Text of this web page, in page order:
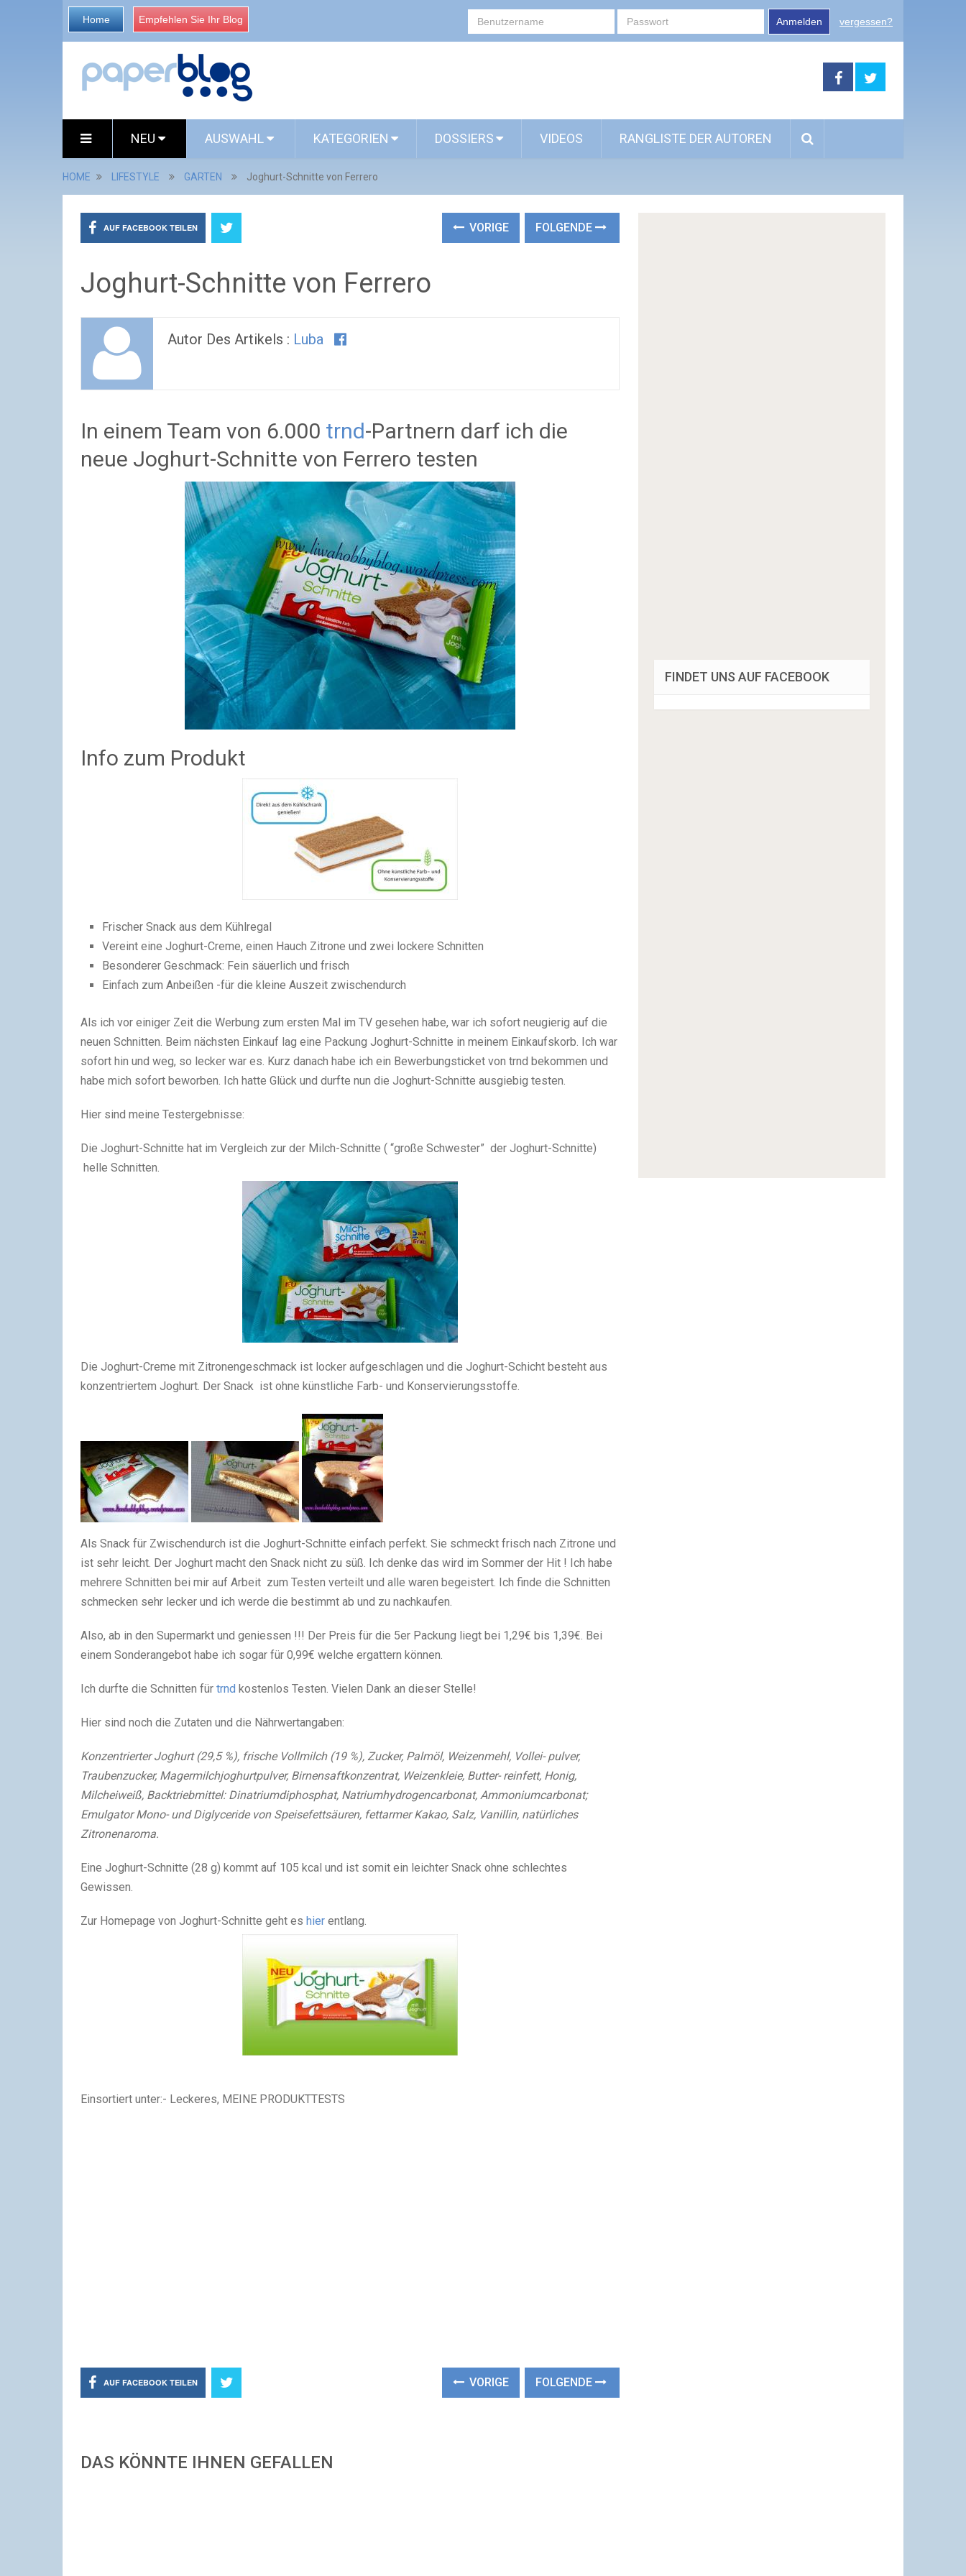
Home Empfehlen Sie Ihr Blog Anmelden vergessen?
NEU AUSWAHL KATEGORIEN DOSSIERS VIDEOS RANGLISTE DER AUTOREN
HOME LIFESTYLE GARTEN Joghurt-Schnitte von Ferrero
AUF FACEBOOK TEILEN VORIGE FOLGENDE
Joghurt-Schnitte von Ferrero
Autor Des Artikels : Luba
In einem Team von 6.000 trnd-Partnern darf ich die
neue Joghurt-Schnitte von Ferrero testen
Info zum Produkt
Frischer Snack aus dem Kühlregal
Vereint eine Joghurt-Creme, einen Hauch Zitrone und zwei lockere Schnitten
Besonderer Geschmack: Fein säuerlich und frisch
Einfach zum Anbeißen -für die kleine Auszeit zwischendurch
Als ich vor einiger Zeit die Werbung zum ersten Mal im TV gesehen habe, war ich sofort neugierig auf die
neuen Schnitten. Beim nächsten Einkauf lag eine Packung Joghurt-Schnitte in meinem Einkaufskorb. Ich war
sofort hin und weg, so lecker war es. Kurz danach habe ich ein Bewerbungsticket von trnd bekommen und
habe mich sofort beworben. Ich hatte Glück und durfte nun die Joghurt-Schnitte ausgiebig testen.
Hier sind meine Testergebnisse:
Die Joghurt-Schnitte hat im Vergleich zur der Milch-Schnitte ( “große Schwester” der Joghurt-Schnitte)
helle Schnitten.
Die Joghurt-Creme mit Zitronengeschmack ist locker aufgeschlagen und die Joghurt-Schicht besteht aus
konzentriertem Joghurt. Der Snack ist ohne künstliche Farb- und Konservierungsstoffe.
Als Snack für Zwischendurch ist die Joghurt-Schnitte einfach perfekt. Sie schmeckt frisch nach Zitrone und
ist sehr leicht. Der Joghurt macht den Snack nicht zu süß. Ich denke das wird im Sommer der Hit ! Ich habe
mehrere Schnitten bei mir auf Arbeit zum Testen verteilt und alle waren begeistert. Ich finde die Schnitten
schmecken sehr lecker und ich werde die bestimmt ab und zu nachkaufen.
Also, ab in den Supermarkt und geniessen !!! Der Preis für die 5er Packung liegt bei 1,29€ bis 1,39€. Bei
einem Sonderangebot habe ich sogar für 0,99€ welche ergattern können.
Ich durfte die Schnitten für trnd kostenlos Testen. Vielen Dank an dieser Stelle!
Hier sind noch die Zutaten und die Nährwertangaben:
Konzentrierter Joghurt (29,5 %), frische Vollmilch (19 %), Zucker, Palmöl, Weizenmehl, Vollei- pulver,
Traubenzucker, Magermilchjoghurtpulver, Birnensaftkonzentrat, Weizenkleie, Butter- reinfett, Honig,
Milcheiweiß, Backtriebmittel: Dinatriumdiphosphat, Natriumhydrogencarbonat, Ammoniumcarbonat;
Emulgator Mono- und Diglyceride von Speisefettsäuren, fettarmer Kakao, Salz, Vanillin, natürliches
Zitronenaroma.
Eine Joghurt-Schnitte (28 g) kommt auf 105 kcal und ist somit ein leichter Snack ohne schlechtes
Gewissen.
Zur Homepage von Joghurt-Schnitte geht es hier entlang.
Einsortiert unter:- Leckeres, MEINE PRODUKTTESTS
AUF FACEBOOK TEILEN VORIGE FOLGENDE
DAS KÖNNTE IHNEN GEFALLEN
FINDET UNS AUF FACEBOOK